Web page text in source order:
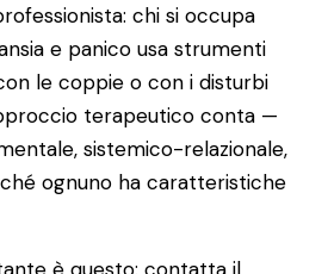
chi si occupa
e panico usa strumenti
le coppie o con i disturbi
terapeutico conta —
sistemico-relazionale,
ognuno ha caratteristiche
è questo: contatta il